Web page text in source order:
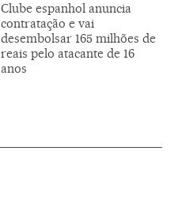
Clube espanhol anuncia
contratação e vai
desembolsar 165 milhões de
reais pelo atacante de 16
anos